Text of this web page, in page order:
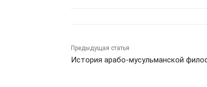
Предыдущая статья
История арабо-мусульманской